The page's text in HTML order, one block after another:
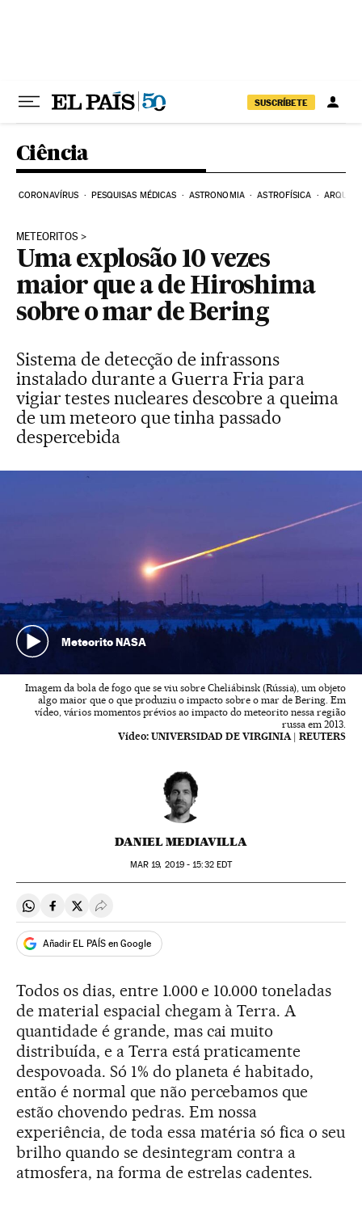
SUSCRÍBETE
Ciência
CORONAVÍRUS PESQUISAS MÉDICAS ASTRONOMIA ASTROFÍSICA
METEORITOS
Uma explosão 10 vezes
maior que a de Hiroshima
sobre o mar de Bering
Sistema de detecção de infrassons
instalado durante a Guerra Fria para
vigiar testes nucleares descobre a queima
de um meteoro que tinha passado
despercebida
Meteorito NASA
Imagem da bola de fogo que se viu sobre Cheliábinsk (Rússia), um objeto
algo maior que o que produziu o impacto sobre o mar de Bering. Em
vídeo, vários momentos prévios ao impacto do meteorito nessa região
russa em 2013.
Vídeo: UNIVERSIDAD DE VIRGINIA | REUTERS
DANIEL MEDIAVILLA
MAR 19, 2019 - 15:32EDT
Compartir en Whatsapp
Compartir en Facebook
Compartir en Twitter
Desplegar Redes Sociales
Añadir EL PAÍS en Google
Todos os dias, entre 1.000 e 10.000 toneladas
de material espacial chegam à Terra. A
quantidade é grande, mas cai muito
distribuída, e a Terra está praticamente
despovoada. Só 1% do planeta é habitado,
então é normal que não percebamos que
estão chovendo pedras. Em nossa
experiência, de toda essa matéria só fica o seu
brilho quando se desintegram contra a
atmosfera, na forma de estrelas cadentes.